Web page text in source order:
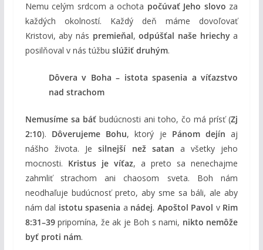
Nemu celým srdcom a ochota počúvať Jeho slovo za
každých okolností. Každý deň máme dovoľovať
Kristovi, aby nás premieňal,odpúšťal naše hriechya
posilňoval v nás túžbu slúžiť druhým.
Dôvera v Boha – istota spasenia a víťazstvo
nad strachom
Nemusíme sa báťbudúcnosti ani toho, čo má prísť (Zj
2:10). Dôverujeme Bohu, ktorý je Pánom dejín aj
nášho života. Jesilnejší než satan a všetky jeho
mocnosti. Kristus je víťaz, a preto sa nenechajme
zahmliť strachom ani chaosom sveta. Boh nám
neodhaľuje budúcnosť preto, aby sme sa báli, ale aby
nám dal istotu spasenia a nádej. Apoštol Pavol v Rim
8:31–39pripomína, že ak je Boh s nami, nikto nemôže
byť proti nám.